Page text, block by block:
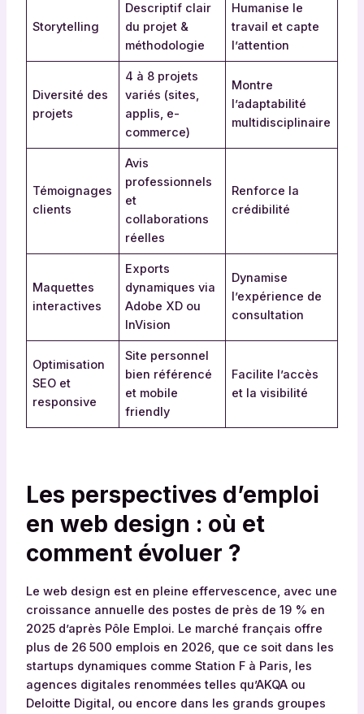
Storytelling
Descriptif clair
du projet &
méthodologie
Humanise le
travail et capte
l’attention
Diversité des
projets
4 à 8 projets
variés (sites,
applis, e-
commerce)
Montre
l’adaptabilité
multidisciplinaire
Témoignages
clients
Avis
professionnels
et
collaborations
réelles
Renforce la
crédibilité
Maquettes
interactives
Exports
dynamiques via
Adobe XD ou
InVision
Dynamise
l’expérience de
consultation
Optimisation
SEO et
responsive
Site personnel
bien référencé
et mobile
friendly
Facilite l’accès
et la visibilité
Les perspectives d’emploi
en web design : où et
comment évoluer ?
Le web design est en pleine effervescence, avec une
croissance annuelle des postes de près de 19 % en
2025 d’après Pôle Emploi. Le marché français offre
plus de 26 500 emplois en 2026, que ce soit dans les
startups dynamiques comme Station F à Paris, les
agences digitales renommées telles qu’AKQA ou
Deloitte Digital, ou encore dans les grands groupes